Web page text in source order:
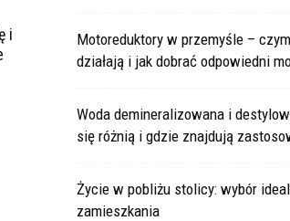
i
Motoreduktory w przemyśle –
działają i jak dobrać odpowiedni
Woda demineralizowana i
się różnią i gdzie znajdują
Życie w pobliżu stolicy: wybór
zamieszkania